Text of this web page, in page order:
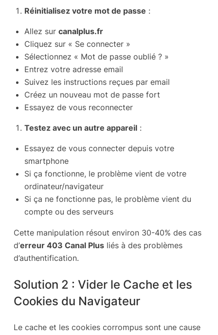
Réinitialisez votre mot de passe :
Allez sur canalplus.fr
Cliquez sur « Se connecter »
Sélectionnez « Mot de passe oublié ? »
Entrez votre adresse email
Suivez les instructions reçues par email
Créez un nouveau mot de passe fort
Essayez de vous reconnecter
Testez avec un autre appareil :
Essayez de vous connecter depuis votre
smartphone
Si ça fonctionne, le problème vient de votre
ordinateur/navigateur
Si ça ne fonctionne pas, le problème vient du
compte ou des serveurs
Cette manipulation résout environ 30-40% des cas
d’erreur 403 Canal Plus liés à des problèmes
d’authentification.
Solution 2 : Vider le Cache et les
Cookies du Navigateur
Le cache et les cookies corrompus sont une cause